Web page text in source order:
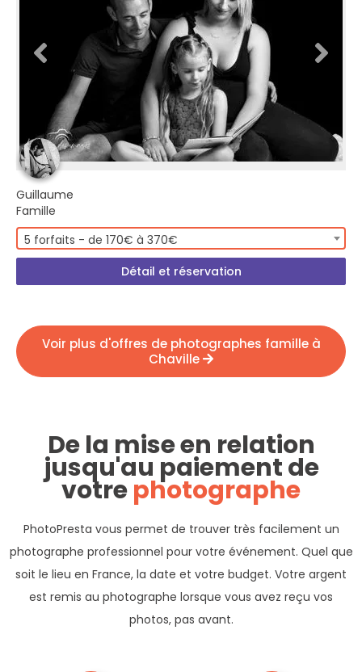
Guillaume
Famille
5 forfaits - de 170€ à 370€
Détail et réservation
Voir plus d'offres de photographes famille à
Chaville
De la mise en relation
jusqu'au paiement de
votrephotographe
PhotoPresta vous permet de trouver très facilement un
photographe professionnel pour votre événement. Quel que
soit le lieu en France, la date et votre budget. Votre argent
est remis au photographe lorsque vous avez reçu vos
photos, pas avant.